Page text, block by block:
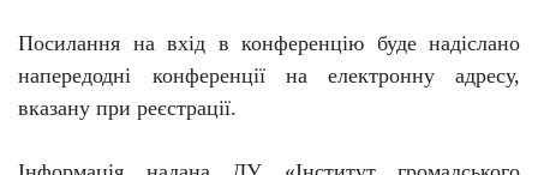
Посилання на вхід в конференцію буде надіслано
напередодні конференції на
електронну адресу,
вказану при реєстрації.